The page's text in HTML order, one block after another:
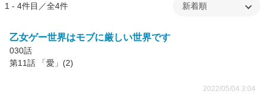
1 - 4件目／全4件
乙女ゲー世界はモブに厳しい世界です
030話
第11話 「愛」(2)
2022/05/04 3:04